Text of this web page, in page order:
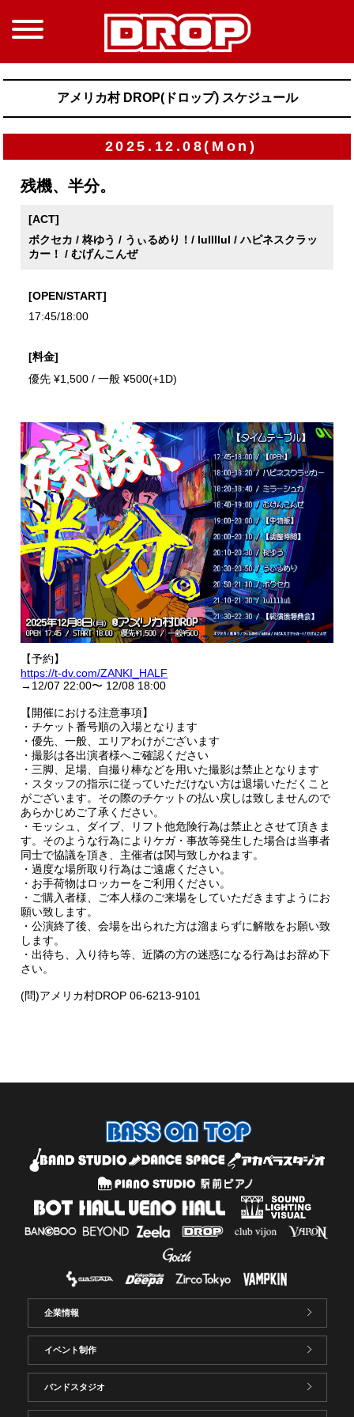
アメリカ村 DROP(ドロップ) スケジュール
2025.12.08(Mon)
残機、半分。
[ACT]
ボクセカ / 柊ゆう / うぃるめり！/ lullllul / ハピネスクラッ
カー！ / むげんこんぜ
[OPEN/START]
17:45/18:00
[料金]
優先 ¥1,500 / 一般 ¥500(+1D)
【予約】
https://t-dv.com/ZANKI_HALF
→12/07 22:00〜 12/08 18:00
【開催における注意事項】
・チケット番号順の入場となります
・優先、一般、エリアわけがございます
・撮影は各出演者様へご確認ください
・三脚、足場、自撮り棒などを用いた撮影は禁止となります
・スタッフの指示に従っていただけない方は退場いただくこと
がございます。その際のチケットの払い戻しは致しませんので
あらかじめご了承ください。
・モッシュ、ダイブ、リフト他危険行為は禁止とさせて頂きま
す。そのような行為によりケガ・事故等発生した場合は当事者
同士で協議を頂き、主催者は関与致しかねます。
・過度な場所取り行為はご遠慮ください。
・お手荷物はロッカーをご利用ください。
・ご購入者様、ご本人様のご来場をしていただきますようにお
願い致します。
・公演終了後、会場を出られた方は溜まらずに解散をお願い致
します。
・出待ち、入り待ち等、近隣の方の迷惑になる行為はお辞め下
さい。
(問)アメリカ村DROP 06-6213-9101
企業情報
イベント制作
バンドスタジオ